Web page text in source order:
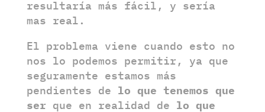
resultaría más fácil, y sería
mas real.
El problema viene cuando esto no
nos lo podemos permitir, ya que
seguramente estamos más
pendientes de lo que tenemos que
ser que en realidad de lo que